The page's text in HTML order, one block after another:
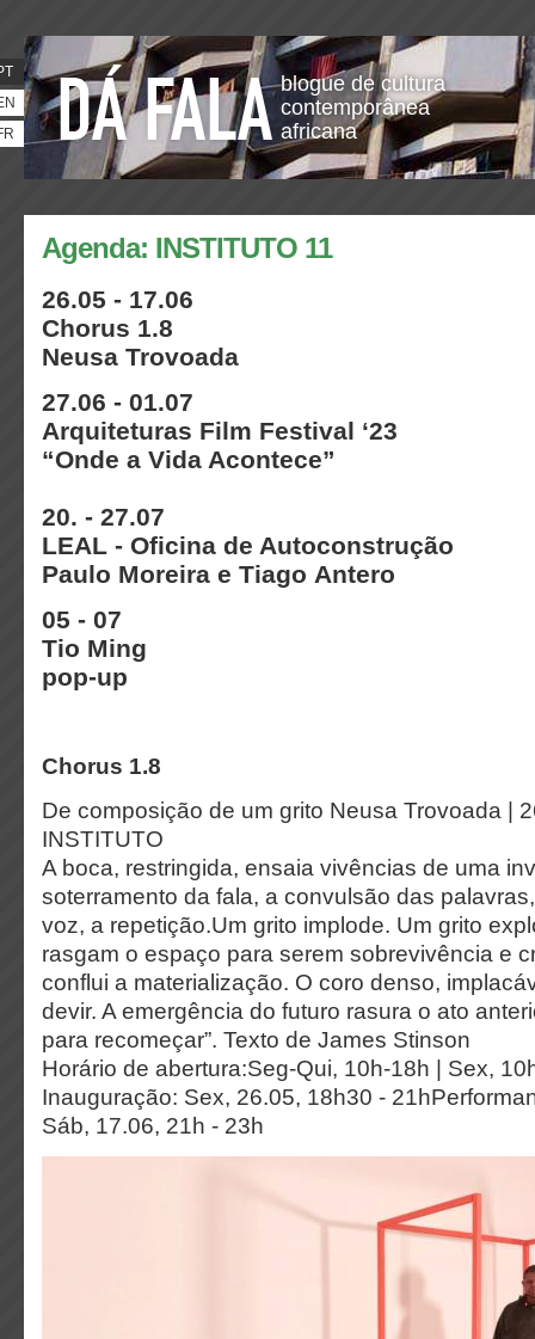
blogue de cultura
contemporânea
africana
Agenda: INSTITUTO 11
26.05 - 17.06
Chorus 1.8
Neusa Trovoada
27.06 - 01.07
Arquiteturas Film Festival ‘23
“Onde a Vida Acontece”
20. - 27.07
LEAL - Oficina de Autoconstrução
Paulo Moreira e Tiago Antero
05 - 07
Tio Ming
pop-up
Chorus 1.8
De composição de um grito Neusa Trovoada |
INSTITUTO
A boca, restringida, ensaia vivências de uma
soterramento da fala, a convulsão das
voz, a repetição.Um grito implode. Um grito
rasgam o espaço para serem sobrevivência e
conflui a materialização. O coro denso,
devir. A emergência do futuro rasura o ato
para recomeçar”. Texto de James Stinson
Horário de abertura:Seg-Qui, 10h-18h | Sex,
Inauguração: Sex, 26.05, 18h30 -
Sáb, 17.06, 21h - 23h